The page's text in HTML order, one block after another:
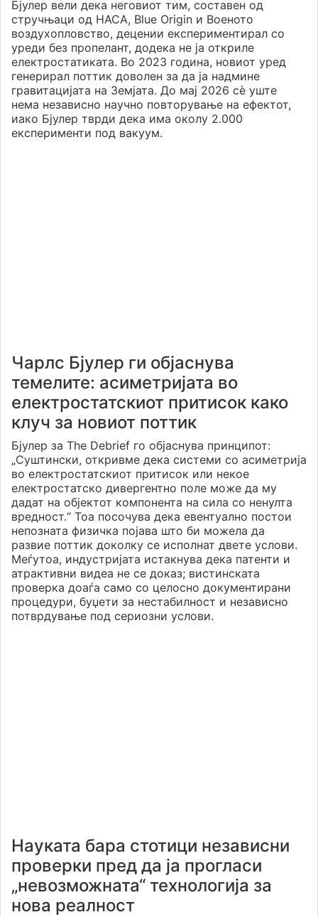
Бјулер вели дека неговиот тим, составен од
стручњаци од НАСА, Blue Origin и Военото
воздухопловство, децении експериментирал со
уреди без пропелант, додека не ја откриле
електростатиката. Во 2023 година, новиот уред
генерирал поттик доволен за да ја надмине
гравитацијата на Земјата. До мај 2026 сè уште
нема независно научно повторување на ефектот,
иако Бјулер тврди дека има околу 2.000
експерименти под вакуум.
Чарлс Бјулер ги објаснува
темелите: асиметријата во
електростатскиот притисок како
клуч за новиот поттик
Бјулер за The Debrief го објаснува принципот:
„Суштински, откривме дека системи со асиметрија
во електростатскиот притисок или некое
електростатско дивергентно поле може да му
дадат на објектот компонента на сила со ненулта
вредност.“ Тоа посочува дека евентуално постои
непозната физичка појава што би можела да
развие поттик доколку се исполнат двете услови.
Меѓутоа, индустријата истакнува дека патенти и
атрактивни видеа не се доказ; вистинската
проверка доаѓа само со целосно документирани
процедури, буџети за нестабилност и независно
потврдување под сериозни услови.
Науката бара стотици независни
проверки пред да ја прогласи
„невозможната“ технологија за
нова реалност